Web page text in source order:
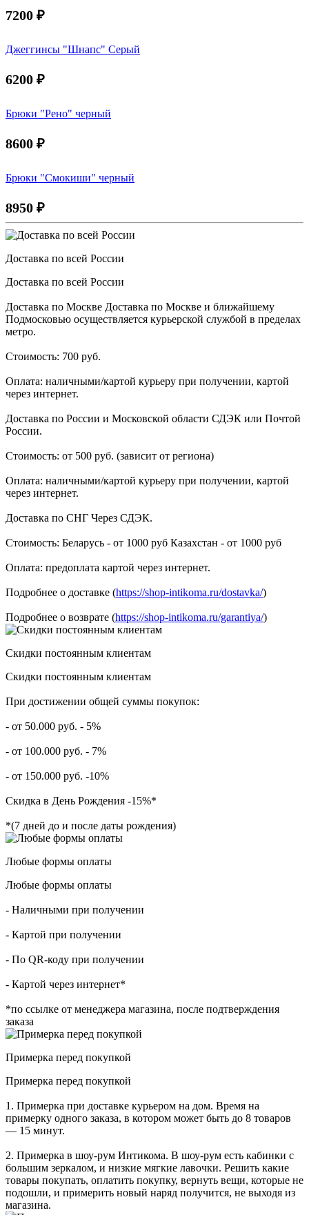
7200 ₽
Джеггинсы "Шнапс" Серый
6200 ₽
Брюки "Рено" черный
8600 ₽
Брюки "Смокиши" черный
8950 ₽
Доставка по всей России
Доставка по всей России
Доставка по Москве Доставка по Москве и ближайшему
Подмосковью осуществляется курьерской службой в пределах
метро.
Стоимость: 700 руб.
Оплата: наличными/картой курьеру при получении, картой
через интернет.
Доставка по России и Московской области СДЭК или Почтой
России.
Стоимость: от 500 руб. (зависит от региона)
Оплата: наличными/картой курьеру при получении, картой
через интернет.
Доставка по СНГ Через СДЭК.
Стоимость: Беларусь - от 1000 руб Казахстан - от 1000 руб
Оплата: предоплата картой через интернет.
Подробнее о доставке (https://shop-intikoma.ru/dostavka/)
Подробнее о возврате (https://shop-intikoma.ru/garantiya/)
Скидки постоянным клиентам
Скидки постоянным клиентам
При достижении общей суммы покупок:
- от 50.000 руб. - 5%
- от 100.000 руб. - 7%
- от 150.000 руб. -10%
Скидка в День Рождения -15%*
*(7 дней до и после даты рождения)
Любые формы оплаты
Любые формы оплаты
- Наличными при получении
- Картой при получении
- По QR-коду при получении
- Картой через интернет*
*по ссылке от менеджера магазина, после подтверждения
заказа
Примерка перед покупкой
Примерка перед покупкой
1. Примерка при доставке курьером на дом. Время на
примерку одного заказа, в котором может быть до 8 товаров
— 15 минут.
2. Примерка в шоу-рум Интикома. В шоу-рум есть кабинки с
большим зеркалом, и низкие мягкие лавочки. Решить какие
товары покупать, оплатить покупку, вернуть вещи, которые не
подошли, и примерить новый наряд получится, не выходя из
магазина.